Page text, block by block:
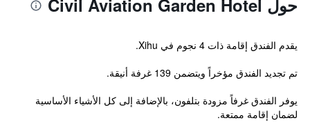
حول Civil Aviation Garden Hotel
يقدم الفندق إقامة ذات 4 نجوم في Xihu.
تم تجديد الفندق مؤخراً ويتضمن 139 غرفة أنيقة.
يوفر الفندق غرفاً مزودة بتلفون، بالإضافة إلى كل الأشياء الأساسية
لضمان إقامة ممتعة.